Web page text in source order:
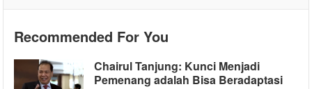
Recommended For You
Chairul Tanjung: Kunci Menjadi
Pemenang adalah Bisa Beradaptasi